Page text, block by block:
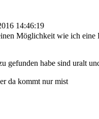
14:46:19
Möglichkeit wie ich
gefunden habe sind uralt
da kommt nur mist